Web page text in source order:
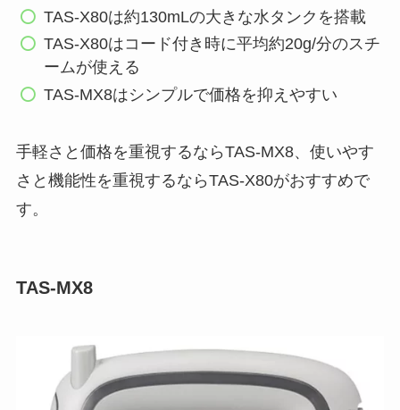
TAS-X80は約130mLの大きな水タンクを搭載
TAS-X80はコード付き時に平均約20g/分のスチ
ームが使える
TAS-MX8はシンプルで価格を抑えやすい
手軽さと価格を重視するならTAS-MX8、使いやす
さと機能性を重視するならTAS-X80がおすすめで
す。
TAS-MX8